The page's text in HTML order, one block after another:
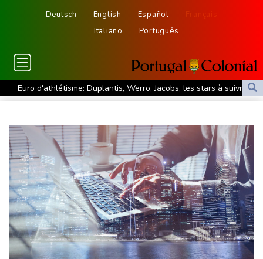
Deutsch English Español
Italiano
Português
Euro d'athlétisme: Duplantis, Werro, Jacobs, les stars à suivre à
Birmingham
les défaillances des enquêtes
Le Sénat américain approuve la nomination de Todd Blanche
comme ministre de la Justice
Zelensky en Serbie pour sa première visite chez cet allié de
Moscou
Vin: une étude sur sept siècles montre les ravages du
dérèglement climatique
En Hongrie, l'attente et le doute dans l'audiovisuel public après